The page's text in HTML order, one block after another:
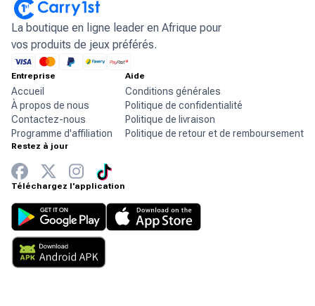
La boutique en ligne leader en Afrique pour
vos produits de jeux préférés.
Entreprise
Accueil
À propos de nous
Contactez-nous
Programme d'affiliation
Aide
Conditions générales
Politique de confidentialité
Politique de livraison
Politique de retour et de remboursement
Restez à jour
Téléchargez l'application